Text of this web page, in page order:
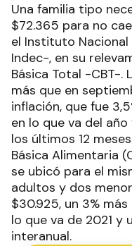
Una familia tipo
$72.365 para no
el Instituto
Indec-, en su
Básica Total -CBT-.
más que en
inflación, que fue
en lo que va del
los últimos 12
Básica Alimentaria
se ubicó para el
adultos y dos
$30.925, un 3%
lo que va de 2021 y
interanual.